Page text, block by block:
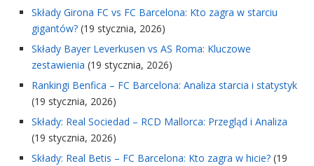
Składy Girona FC vs FC Barcelona: Kto zagra w starciu
gigantów? (19 stycznia, 2026)
Składy Bayer Leverkusen vs AS Roma: Kluczowe
zestawienia (19 stycznia, 2026)
Rankingi Benfica – FC Barcelona: Analiza starcia i statystyk
(19 stycznia, 2026)
Składy: Real Sociedad – RCD Mallorca: Przegląd i Analiza
(19 stycznia, 2026)
Składy: Real Betis – FC Barcelona: Kto zagra w hicie? (19